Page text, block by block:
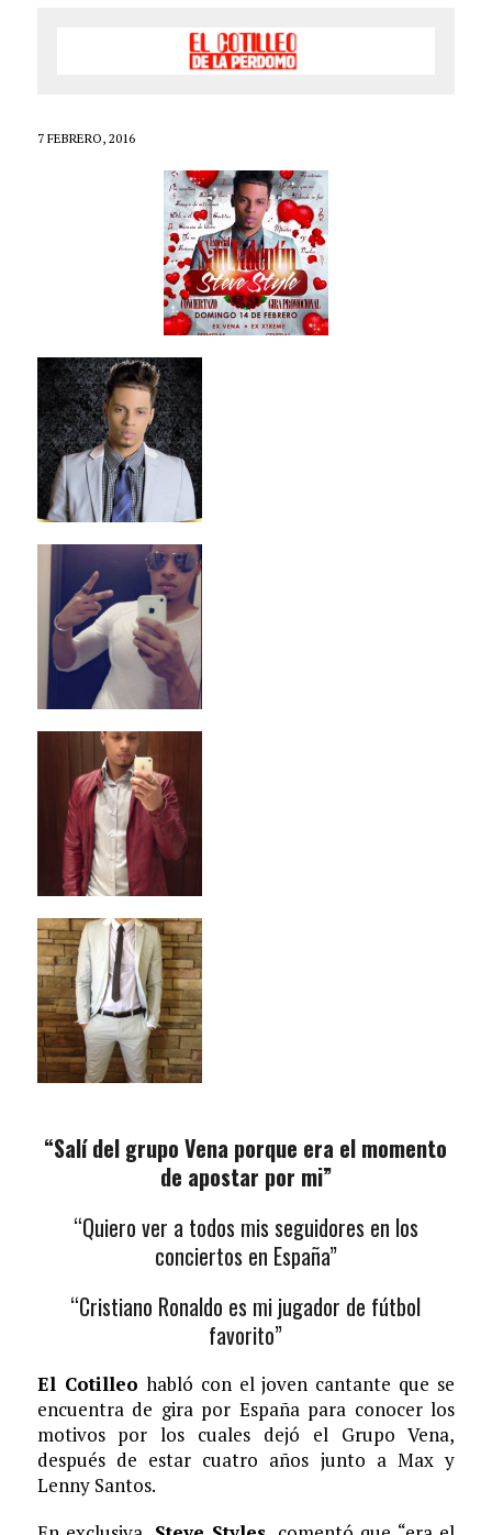
7 FEBRERO, 2016
“Salí del grupo Vena porque era el momento
de apostar por mi”
“Quiero ver a todos mis seguidores en los
conciertos en España”
“Cristiano Ronaldo es mi jugador de fútbol
favorito”
El Cotilleo habló con el joven cantante que se
encuentra de gira por España para conocer los
motivos por los cuales dejó el Grupo Vena,
después de estar cuatro años junto a Max y
Lenny Santos.